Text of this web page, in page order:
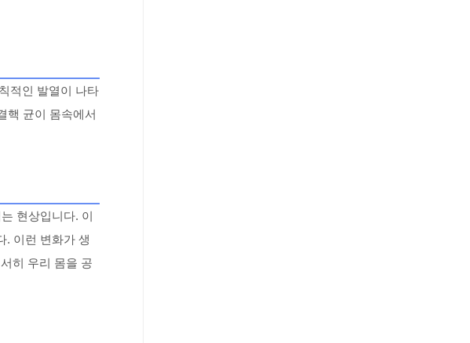
적인 발열이 나타
핵 균이 몸속에서
현상입니다. 이
. 이런 변화가 생
히 우리 몸을 공